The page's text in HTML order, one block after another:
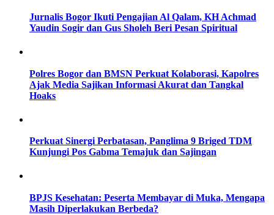
Jurnalis Bogor Ikuti Pengajian Al Qalam, KH Achmad
Yaudin Sogir dan Gus Sholeh Beri Pesan Spiritual
Polres Bogor dan BMSN Perkuat Kolaborasi, Kapolres
Ajak Media Sajikan Informasi Akurat dan Tangkal
Hoaks
Perkuat Sinergi Perbatasan, Panglima 9 Briged TDM
Kunjungi Pos Gabma Temajuk dan Sajingan
BPJS Kesehatan: Peserta Membayar di Muka, Mengapa
Masih Diperlakukan Berbeda?